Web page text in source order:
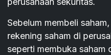
Sebelum membeli
rekening saham di
seperti membuka saham